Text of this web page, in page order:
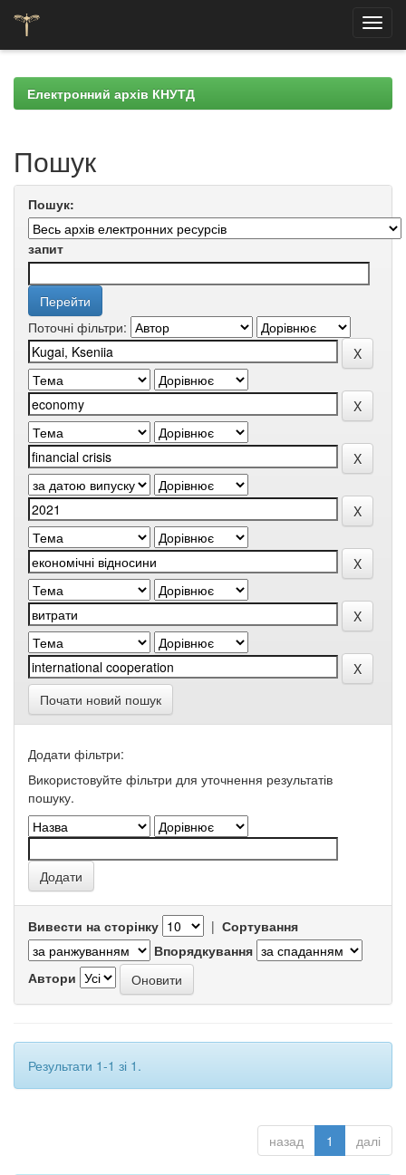
navigationЕлектронний архів КНУТД
Пошук
Пошук:
запит
Поточні фільтри:
Почати новий пошук
Додати фільтри:
Використовуйте фільтри для уточнення результатів
пошуку.
Вивести на сторінку | Сортування
Впорядкування
Автори
Результати 1-1 зі 1.
назад 1 далі